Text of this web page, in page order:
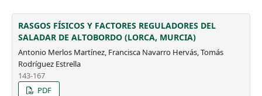
RASGOS FÍSICOS Y FACTORES REGULADORES DEL
SALADAR DE ALTOBORDO (LORCA, MURCIA)
Antonio Merlos Martínez, Francisca Navarro Hervás, Tomás
Rodríguez Estrella
143-167
PDF